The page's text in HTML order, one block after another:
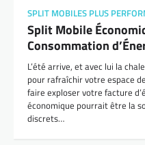
SPLIT MOBILES PLUS
Split Mobile
Consommation
L’été arrive, et avec lui la
pour rafraîchir votre espace
faire exploser votre facture
économique pourrait être la
discrets…